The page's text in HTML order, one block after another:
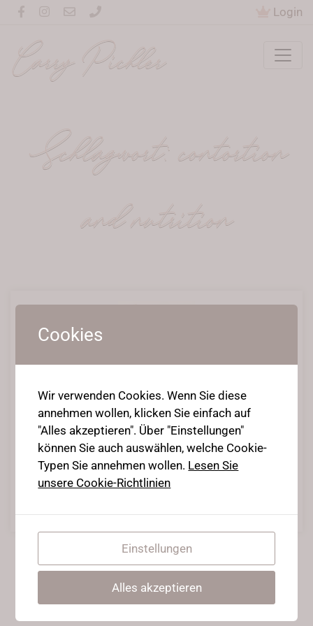
Login
Carry Pichler
Schlagwort:contortion
and nutrition
Ernährung & Flexibilität
8. Juni 2020 • Posted in Contortion Infos,my own
thoughts
Es gibt fünf unglaublich wichtige Faktoren, die dein Training
pushen und auf den Punkt „Ernährung“ möchte ich heute
gerne eingehen.
Cookies
Wir verwenden Cookies. Wenn Sie diese
annehmen wollen, klicken Sie einfach auf
"Alles akzeptieren". Über "Einstellungen"
können Sie auch auswählen, welche Cookie-
Typen Sie annehmen wollen. Lesen Sie
unsere Cookie-Richtlinien
Einstellungen
Alles akzeptieren